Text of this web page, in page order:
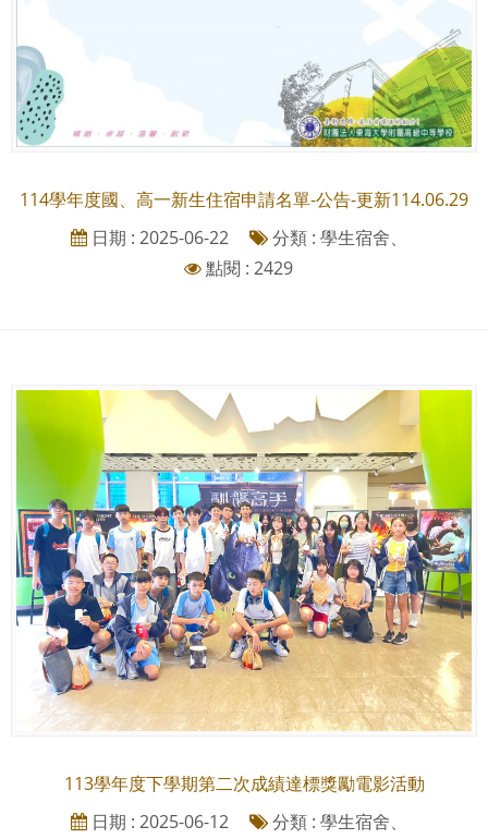
114學年度國、高一新生住宿申請名單-公告-更新114.06.29
日期 : 2025-06-22
分類 : 學生宿舍、
點閱 : 2429
113學年度下學期第二次成績達標獎勵電影活動
日期 : 2025-06-12
分類 : 學生宿舍、